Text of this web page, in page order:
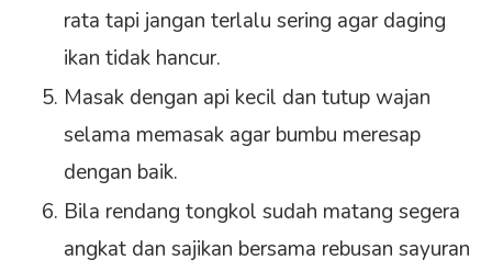
rata tapi jangan terlalu sering agar daging
ikan tidak hancur.
Masak dengan api kecil dan tutup wajan
selama memasak agar bumbu meresap
dengan baik.
Bila rendang tongkol sudah matang segera
angkat dan sajikan bersama rebusan sayuran